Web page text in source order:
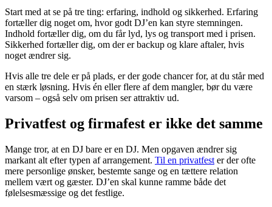
Start med at se på tre ting: erfaring, indhold og sikkerhed. Erfaring
fortæller dig noget om, hvor godt DJ’en kan styre stemningen.
Indhold fortæller dig, om du får lyd, lys og transport med i prisen.
Sikkerhed fortæller dig, om der er backup og klare aftaler, hvis
noget ændrer sig.
Hvis alle tre dele er på plads, er der gode chancer for, at du står med
en stærk løsning. Hvis én eller flere af dem mangler, bør du være
varsom – også selv om prisen ser attraktiv ud.
Privatfest og firmafest er ikke det samme
Mange tror, at en DJ bare er en DJ. Men opgaven ændrer sig
markant alt efter typen af arrangement. Til en privatfest er der ofte
mere personlige ønsker, bestemte sange og en tættere relation
mellem vært og gæster. DJ’en skal kunne ramme både det
følelsesmæssige og det festlige.